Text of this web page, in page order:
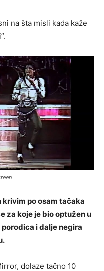
na šta misli kada kaže
krivim po osam tačaka
za koje je bio optužen u
i dalje negira
dolaze tačno 10